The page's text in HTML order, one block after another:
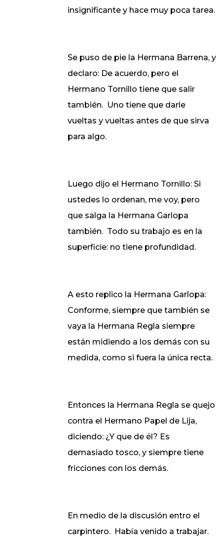
insignificante y hace muy poca tarea.
Se puso de pie la Hermana Barrena, y
declaro: De acuerdo, pero el
Hermano Tornillo tiene que salir
también. Uno tiene que darle
vueltas y vueltas antes de que sirva
para algo.
Luego dijo el Hermano Tornillo: Si
ustedes lo ordenan, me voy, pero
que salga la Hermana Garlopa
también. Todo su trabajo es en la
superficie: no tiene profundidad.
A esto replico la Hermana Garlopa:
Conforme, siempre que también se
vaya la Hermana Regla siempre
están midiendo a los demás con su
medida, como si fuera la única recta.
Entonces la Hermana Regla se quejo
contra el Hermano Papel de Lija,
diciendo: ¿Y que de él? Es
demasiado tosco, y siempre tiene
fricciones con los demás.
En medio de la discusión entro el
carpintero. Había venido a trabajar.